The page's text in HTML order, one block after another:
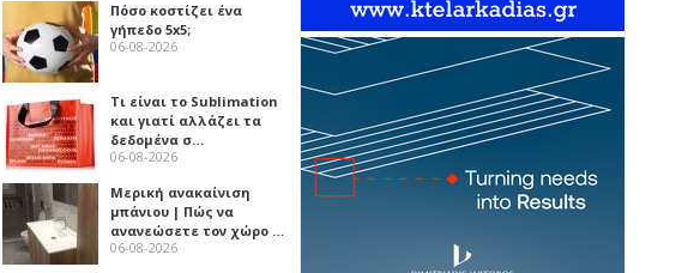
Πόσο κοστίζει ένα
γήπεδο 5x5;
06-08-2026
Τι είναι το Sublimation
και γιατί αλλάζει τα
δεδομένα σ…
06-08-2026
Μερική ανακαίνιση
μπάνιου | Πώς να
ανανεώσετε τον χώρο …
06-08-2026